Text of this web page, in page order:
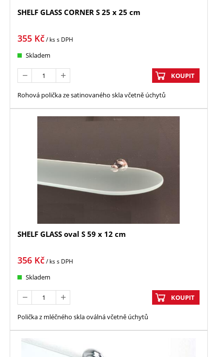
SHELF GLASS CORNER S 25 x 25 cm
355 Kč/ kss DPH
Skladem
KOUPIT
Rohová polička ze satinovaného skla včetně úchytů
SHELF GLASS oval S 59 x 12 cm
356 Kč/ kss DPH
Skladem
KOUPIT
Polička z mléčného skla oválná včetně úchytů